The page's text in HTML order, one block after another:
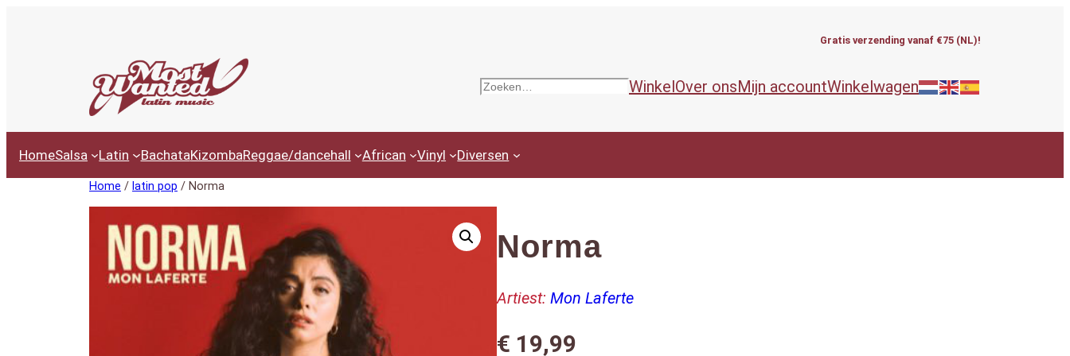
Gratis verzending vanaf €75 (NL)!
Zoeken WinkelOver onsMijn accountWinkelwagen
HomeSalsa Latin BachataKizombaReggae/dancehall African Vinyl Diversen
Home / latin pop / Norma
Norma
Artiest: Mon Laferte
€ 19,99